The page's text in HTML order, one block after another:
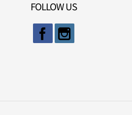
FOLLOW US